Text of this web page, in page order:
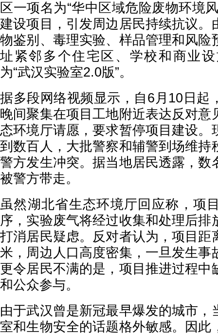
区一项名为“华中区域危险废物环境
建设项目，引发周边居民持续抗议。
物鉴别、毒理实验、样品管理和风险
址紧邻多个住宅区、学校和商业
为“武汉实验室2.0版”。
据多段网络视频显示，自6月10日起
晚间聚集在项目工地附近表达反对意
态环境厅请愿，要求暂停项目建设。
到数百人，大批警察和辅警到场维持
警方发生冲突。据当地居民透露，数
被警方带走。
虽然湖北省生态环境厅回应称，项
序，实验废气将经过收集和处理后排
打消居民疑虑。反对者认为，项目距
米，周边人口高度密集，一旦发生事
更令居民不满的是，项目推进过程中
和公众参与。
由于武汉曾是新冠最早爆发的城市，
室和生物安全的话题格外敏感。因此